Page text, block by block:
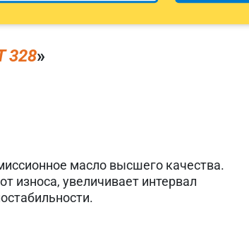
328»
масло высшего качества.
износа, увеличивает интервал